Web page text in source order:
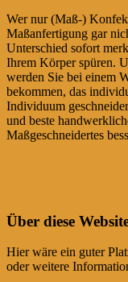
Wer nur (Maß-)
Maßanfertigung gar
Unterschied sofort
Ihrem Körper spüren.
werden Sie bei einem
bekommen, das
Individuum
und beste
Maßgeschneidertes
Über diese
Hier wäre ein guter
oder weitere